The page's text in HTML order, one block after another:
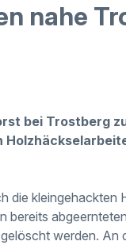
nahe
bei Trostberg
die kleingehackten
werden. An